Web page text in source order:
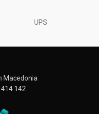
UPS
Macedonia
142